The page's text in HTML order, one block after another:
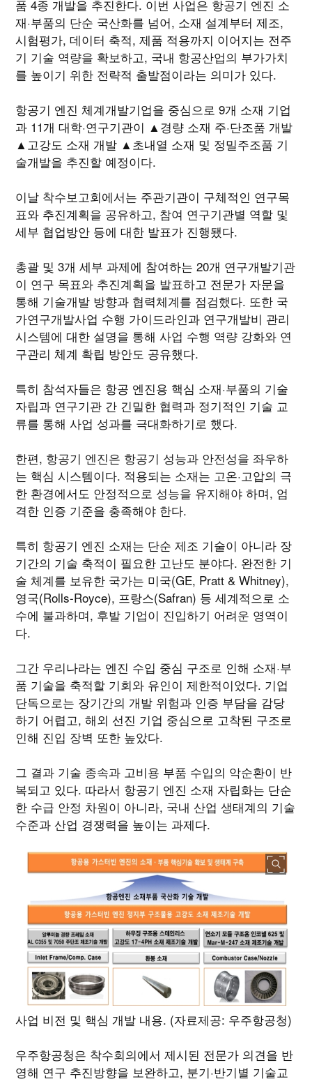
품 4종 개발을 추진한다. 이번 사업은 항공기 엔진 소
재·부품의 단순 국산화를 넘어, 소재 설계부터 제조,
시험평가, 데이터 축적, 제품 적용까지 이어지는 전주
기 기술 역량을 확보하고, 국내 항공산업의 부가가치
를 높이기 위한 전략적 출발점이라는 의미가 있다.
항공기 엔진 체계개발기업을 중심으로 9개 소재 기업
과 11개 대학·연구기관이 ▲경량 소재 주·단조품 개발
▲고강도 소재 개발 ▲초내열 소재 및 정밀주조품 기
술개발을 추진할 예정이다.
이날 착수보고회에서는 주관기관이 구체적인 연구목
표와 추진계획을 공유하고, 참여 연구기관별 역할 및
세부 협업방안 등에 대한 발표가 진행됐다.
총괄 및 3개 세부 과제에 참여하는 20개 연구개발기관
이 연구 목표와 추진계획을 발표하고 전문가 자문을
통해 기술개발 방향과 협력체계를 점검했다. 또한 국
가연구개발사업 수행 가이드라인과 연구개발비 관리
시스템에 대한 설명을 통해 사업 수행 역량 강화와 연
구관리 체계 확립 방안도 공유했다.
특히 참석자들은 항공 엔진용 핵심 소재·부품의 기술
자립과 연구기관 간 긴밀한 협력과 정기적인 기술 교
류를 통해 사업 성과를 극대화하기로 했다.
한편, 항공기 엔진은 항공기 성능과 안전성을 좌우하
는 핵심 시스템이다. 적용되는 소재는 고온·고압의 극
한 환경에서도 안정적으로 성능을 유지해야 하며, 엄
격한 인증 기준을 충족해야 한다.
특히 항공기 엔진 소재는 단순 제조 기술이 아니라 장
기간의 기술 축적이 필요한 고난도 분야다. 완전한 기
술 체계를 보유한 국가는 미국(GE, Pratt & Whitney),
영국(Rolls-Royce), 프랑스(Safran) 등 세계적으로 소
수에 불과하며, 후발 기업이 진입하기 어려운 영역이
다.
그간 우리나라는 엔진 수입 중심 구조로 인해 소재·부
품 기술을 축적할 기회와 유인이 제한적이었다. 기업
단독으로는 장기간의 개발 위험과 인증 부담을 감당
하기 어렵고, 해외 선진 기업 중심으로 고착된 구조로
인해 진입 장벽 또한 높았다.
그 결과 기술 종속과 고비용 부품 수입의 악순환이 반
복되고 있다. 따라서 항공기 엔진 소재 자립화는 단순
한 수급 안정 차원이 아니라, 국내 산업 생태계의 기술
수준과 산업 경쟁력을 높이는 과제다.
사업 비전 및 핵심 개발 내용. (자료제공: 우주항공청)
우주항공청은 착수회의에서 제시된 전문가 의견을 반
영해 연구 추진방향을 보완하고, 분기·반기별 기술교